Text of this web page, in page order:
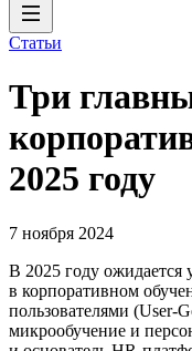
Статьи
Три
2025 году
7 ноября 2024
В 2025 году ожидается
в корпоративном
пользователями (User-
микрообучение и